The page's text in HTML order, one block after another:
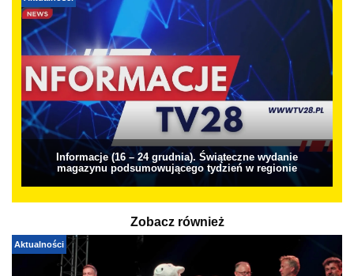
Informacje (16 – 24 grudnia). Świąteczne wydanie
magazynu podsumowującego tydzień w regionie
Zobacz również
Aktualności